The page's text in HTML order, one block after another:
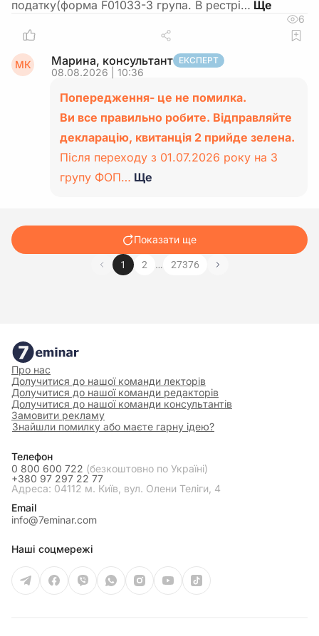
податку(форма F01033-3 група. В рестрі…
6
МК Марина, консультант ЕКСПЕРТ
08.08.2026 | 10:36
Попередження- це не помилка.
Ви все правильно робите. Відправляйте
декларацію, квитанція 2 прийде зелена.
Після переходу з 01.07.2026 року на 3
групу ФОП… Ще
Показати ще
1 2 … 27376
Про нас
Долучитися до нашої команди лекторів
Долучитися до нашої команди редакторів
Долучитися до нашої команди консультантів
Замовити рекламу
Знайшли помилку або маєте гарну ідею?
Телефон
0 800 600 722 (безкоштовно по Україні)
+380 97 297 22 77
Адреса: 04112 м. Київ, вул. Олени Теліги, 4
Email
info@7eminar.com
Наші соцмережі